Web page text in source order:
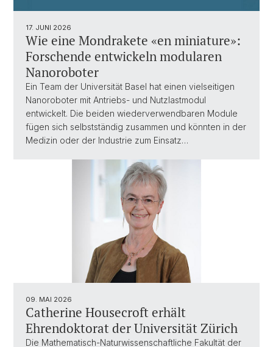
17. JUNI 2026
Wie eine Mondrakete «en miniature»:
Forschende entwickeln modularen
Nanoroboter
Ein Team der Universität Basel hat einen vielseitigen
Nanoroboter mit Antriebs- und Nutzlastmodul
entwickelt. Die beiden wiederverwendbaren Module
fügen sich selbstständig zusammen und könnten in der
Medizin oder der Industrie zum Einsatz…
09. MAI 2026
Catherine Housecroft erhält
Ehrendoktorat der Universität Zürich
Die Mathematisch-Naturwissenschaftliche Fakultät der